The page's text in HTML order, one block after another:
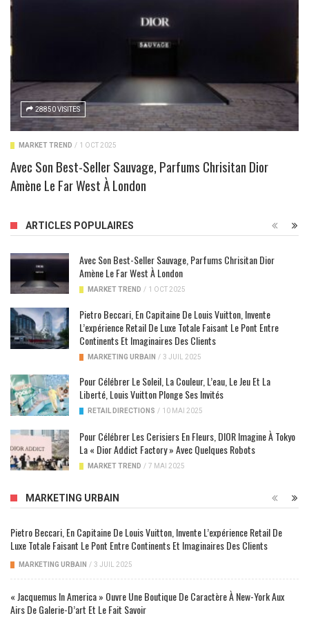
28850 VISITES
MARKET TREND / 1 OCT 2025
Avec Son Best-Seller Sauvage, Parfums Chrisitan Dior
Amène Le Far West À London
ARTICLES POPULAIRES
Avec Son Best-Seller Sauvage, Parfums Chrisitan Dior
Amène Le Far West À London
MARKET TREND / 1 OCT 2025
Pietro Beccari, En Capitaine De Louis Vuitton, Invente
L’expérience Retail De Luxe Totale Faisant Le Pont Entre
Continents Et Imaginaires Des Clients
MARKETING URBAIN / 3 JUIL 2025
Pour Célébrer Le Soleil, La Couleur, L’eau, Le Jeu Et La
Liberté, Louis Vuitton Plonge Ses Invités
RETAIL DIRECTIONS / 10 MAI 2025
Pour Célébrer Les Cerisiers En Fleurs, DIOR Imagine À Tokyo
La « Dior Addict Factory » Avec Quelques Robots
MARKET TREND / 7 MAI 2025
MARKETING URBAIN
Pietro Beccari, En Capitaine De Louis Vuitton, Invente L’expérience Retail De
Luxe Totale Faisant Le Pont Entre Continents Et Imaginaires Des Clients
MARKETING URBAIN / 3 JUIL 2025
« Jacquemus In America » Ouvre Une Boutique De Caractère À New-York Aux
Airs De Galerie-D’art Et Le Fait Savoir